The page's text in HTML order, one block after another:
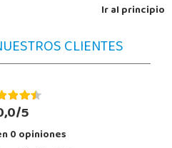
Ir al principio
CLIENTES
5
0opiniones